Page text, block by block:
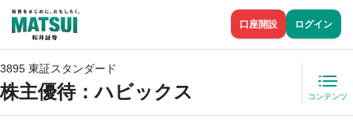
口座開設 ログイン
3895 東証スタンダード
株主優待：ハビックス コンテンツ